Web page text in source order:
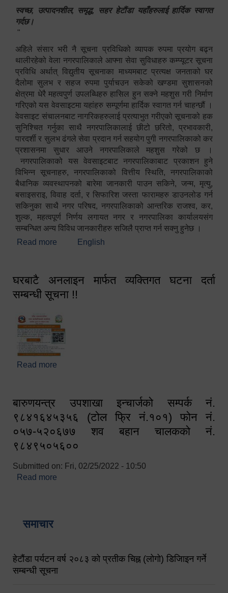
स्वच्छ, उत्पादनशील, समृद्ध, सहर हेटौंडा यहाँहरुलाई हार्दिक स्वागत
गर्दछ।
"
अहिले संसार भरी नै सूचना प्रविधिको व्यापक रुपमा प्रयोग बढ्न
थालीरहेको वेला नगरपालिकाले आफ्ना सेवा सुविधाहरु कम्प्यूटर सूचना
प्रविधि अर्थात् विद्युतीय सूचनाका माध्यमबाट प्रत्यक्ष जनताको घर
दैलोमा सुलभ र सहज रुपमा पुर्याचउन सकेको खण्डमा सुशासनको
क्षेत्रमा धेरै महत्वपुर्ण उपलब्धिहरु हासिल हुन सक्ने महशुस गरी निर्माण
गरिएको यस वेवसाइटमा यहांहरु सम्पूर्णमा हार्दिक स्वागत गर्न चाहन्छौं ।
वेवसाइट संचालनबाट नागरिकहरुलाई प्रत्याभुत गरीएको सूचनाको हक
सुनिश्चित गर्नुका साथै नगरपालिकालाई छीटो छरितो, प्रभावकारी,
पारदर्शी र सुलभ ढंगले सेवा प्रदान गर्न सहयोग पुगी नगरपालिकाको कर
प्रशासनमा सुधार आउने नगरपालिकाले महशुस गरेको छ ।
नगरपालिकाको यस वेवसाइटबाट नगरपालिकाबाट प्रकाशन हुने
विभिन्न सूचनाहरु, नगरपालिकाको वित्तीय स्थिति, नगरपालिकाको
बैधानिक व्यवस्थापनको बारेमा जानकारी पाउन सकिने, जन्म, मृत्यु,
बसाइसराइ, विवाह दर्ता, र सिफारिश जस्ता फारामहरु डाउनलोड गर्न
सकिनुका साथै नगर परिषद, नगरपालिकाको आन्तरिक राजश्व, कर,
शुल्क, महत्वपूर्ण निर्णय लगायत नगर र नगरपालिका कार्यालयसंग
सम्बन्धित अन्य विविध जानकारीहरु सजिलै प्राप्त गर्न सक्नु हुनेछ ।
Read more about स्वागतम!!!
English
घरबाटै अनलाइन मार्फत व्यक्तिगत घटना दर्ता
सम्बन्धी सूचना !!
Read more
बारुणयन्त्र उपशाखा इन्चार्जको सम्पर्क नं.
९८४१६४५३५६ (टोल फ्रि नं.१०१) फोन नं.
०५७-५२०६७७ शव बहान चालकको नं.
९८४९५०५६००
Submitted on: Fri, 02/25/2022 - 10:50
Read more
समाचार
हेटौंडा पर्यटन वर्ष २०८३ को प्रतीक चिह्न (लोगो) डिजिाइन गर्ने
सम्बन्धी सूचना